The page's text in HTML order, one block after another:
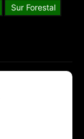
Sur Forestal